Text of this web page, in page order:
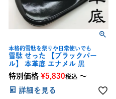
本格的雪駄を祭りや日常使いでも
雪駄 せった 【ブラックパー
ル】 本革底 エナメル 黒
特別価格 ¥5,830税込 〜
詳細を見る